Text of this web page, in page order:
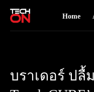
Home
บราเดอร์ ปลื้